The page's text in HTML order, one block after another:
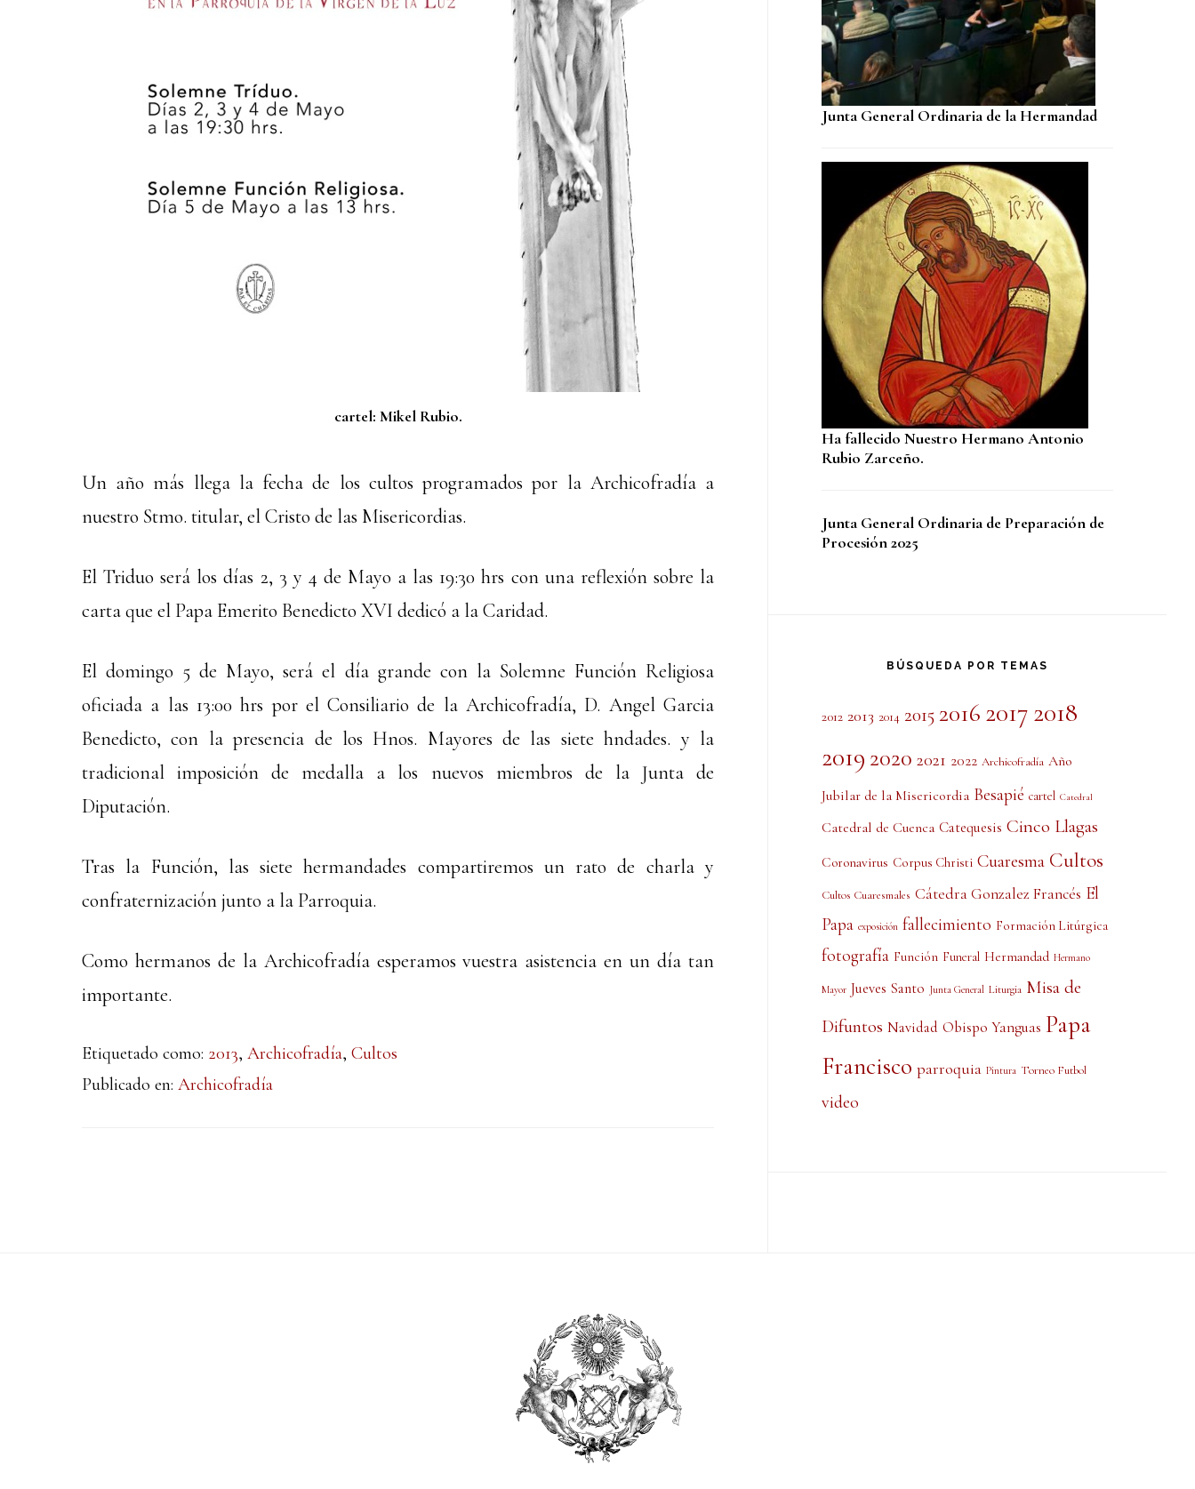
cartel: Mikel Rubio.
Un año más llega la fecha de los cultos programados por la Archicofradía a
nuestro Stmo. titular, el Cristo de las Misericordias.
El Triduo será los días 2, 3 y 4 de Mayo a las 19:30 hrs con una reflexión sobre la
carta que el Papa Emerito Benedicto XVI dedicó a la Caridad.
El domingo 5 de Mayo, será el día grande con la Solemne Función Religiosa
oficiada a las 13:00 hrs por el Consiliario de la Archicofradía, D. Angel Garcia
Benedicto, con la presencia de los Hnos. Mayores de las siete hndades. y la
tradicional imposición de medalla a los nuevos miembros de la Junta de
Diputación.
Tras la Función, las siete hermandades compartiremos un rato de charla y
confraternización junto a la Parroquia.
Como hermanos de la Archicofradía esperamos vuestra asistencia en un día tan
importante.
Etiquetado como: 2013, Archicofradía, Cultos
Publicado en: Archicofradía
Junta General Ordinaria de la Hermandad
Ha fallecido Nuestro Hermano Antonio
Rubio Zarceño.
Junta General Ordinaria de Preparación de
Procesión 2025
BÚSQUEDA POR TEMAS
2012 2013 2014 20152016 2017 2018
2019 2020 2021 2022 Archicofradía Año
Jubilar de la Misericordia Besapié cartel Catedral
Catedral de Cuenca Catequesis Cinco Llagas
Coronavirus Corpus Christi Cuaresma Cultos
Cultos Cuaresmales Cátedra Gonzalez Francés El
Papa exposición fallecimiento Formación Litúrgica
fotografía Función Funeral Hermandad Hermano
Mayor Jueves Santo Junta General Liturgia Misa de
Difuntos Navidad Obispo Yanguas Papa
Francisco parroquia Pintura Torneo Futbol
video